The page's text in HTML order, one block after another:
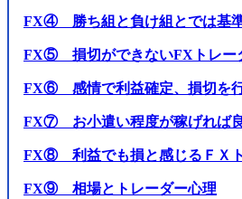
FX④ 勝ち組と負け組とでは基準
FX⑤ 損切ができないFXトレー
FX⑥ 感情で利益確定、損切を
FX⑦ お小遣い程度が稼げれば良
FX⑧ 利益でも損と感じるＦＸ
FX⑨ 相場とトレーダー心理